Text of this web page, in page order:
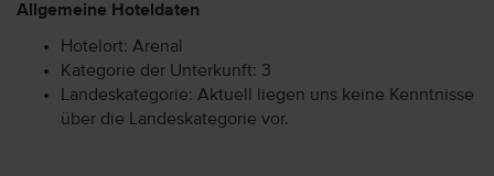
Allgemeine Hoteldaten
Hotelort: Arenal
Kategorie der Unterkunft: 3
Landeskategorie: Aktuell liegen uns keine Kenntnisse
über die Landeskategorie vor.